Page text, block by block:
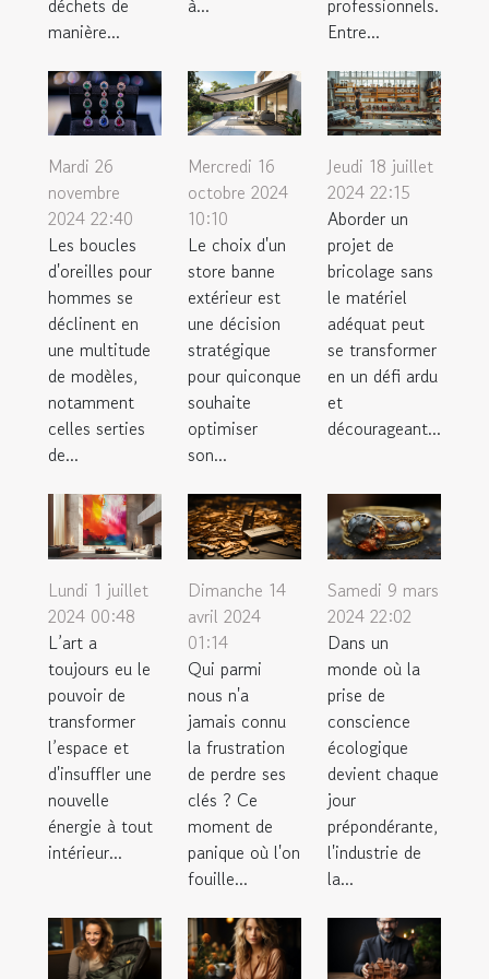
déchets de
manière...
à...
professionnels.
Entre...
Mardi 26
novembre
2024 22:40
Les boucles
d'oreilles pour
hommes se
déclinent en
une multitude
de modèles,
notamment
celles serties
de...
Mercredi 16
octobre 2024
10:10
Le choix d'un
store banne
extérieur est
une décision
stratégique
pour quiconque
souhaite
optimiser
son...
Jeudi 18 juillet
2024 22:15
Aborder un
projet de
bricolage sans
le matériel
adéquat peut
se transformer
en un défi ardu
et
décourageant...
Lundi 1 juillet
2024 00:48
L’art a
toujours eu le
pouvoir de
transformer
l’espace et
d'insuffler une
nouvelle
énergie à tout
intérieur...
Dimanche 14
avril 2024
01:14
Qui parmi
nous n'a
jamais connu
la frustration
de perdre ses
clés ? Ce
moment de
panique où l'on
fouille...
Samedi 9 mars
2024 22:02
Dans un
monde où la
prise de
conscience
écologique
devient chaque
jour
prépondérante,
l'industrie de
la...